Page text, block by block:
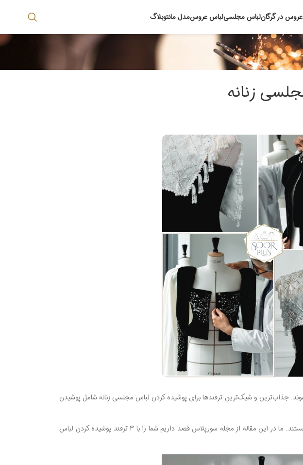
عروس در گرگانلباس مجلسیلباس عروسمدل مانتوبلاگ
جذاب‌ترین و شیک‌ترین ترفندها برای پوشیده کردن لباس مجلسی زنانه شامل پوشیدن
اما نکته مهم اینجاست که چه نوع پارچه‌ها و مدل‌هایی از کت‌ها، آستین‌ها و یقه‌ها برای ست کردن با لباس مجلسی شما مناسب هستند. ما در این مقاله از مجله سورپلاس قصد داریم شما را با 3 ترفند پوشیده کردن لباس